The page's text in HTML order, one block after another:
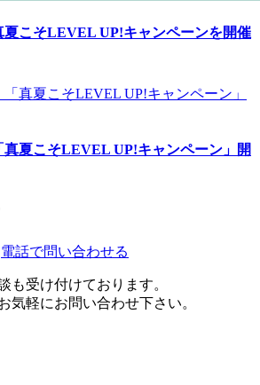
夏こそLEVEL UP!キャンペーンを開催
真夏こそLEVEL UP!キャンペーン」開
電話で問い合わせる
も受け付けております。
気軽にお問い合わせ下さい。